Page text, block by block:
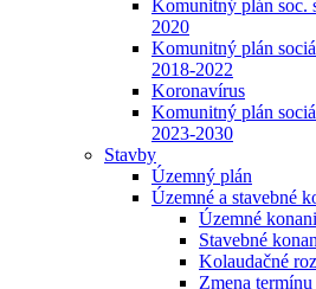
Komunitný plán soc.
2020
Komunitný plán
2018-2022
Koronavírus
Komunitný plán
2023-2030
Stavby
Územný plán
Územné a stavebné
Územné
Stavebné
Kolaudačné
Zmena